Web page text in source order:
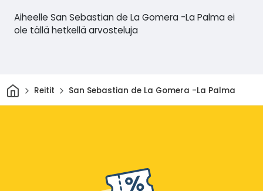
Aiheelle San Sebastian de La Gomera -La Palma ei
ole tällä hetkellä arvosteluja
KotiinReitit San Sebastian de La Gomera -La Palma